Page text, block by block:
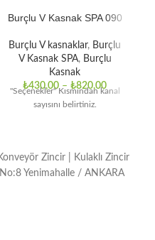
Burçlu V Kasnak SPA 090
Burçlu V kasnaklar, Burçlu
V Kasnak SPA, Burçlu
Kasnak
₺430,00 – ₺820,00
"Seçenekler" Kısmından kanal
sayısını belirtiniz.
Zincir | Kulaklı Zincir
Yenimahalle / ANKARA